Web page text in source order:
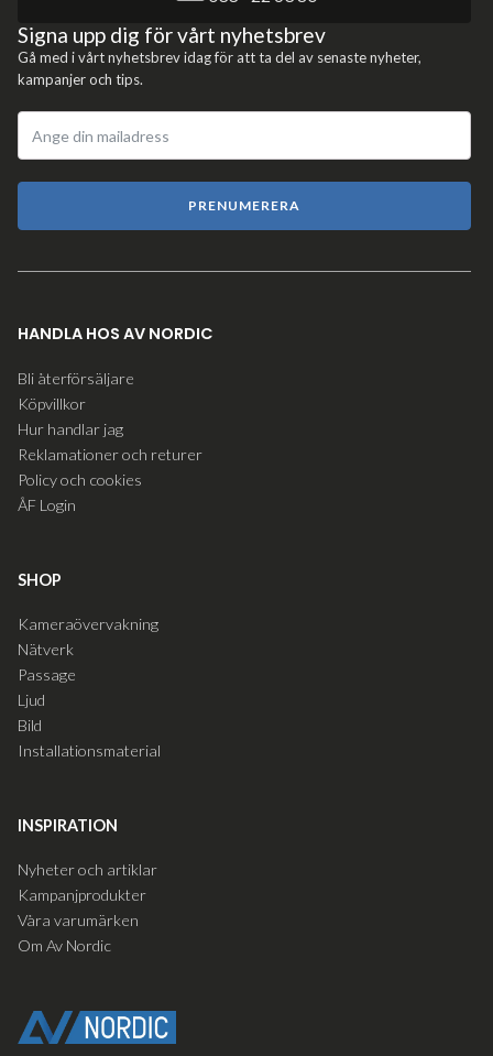
Signa upp dig för vårt nyhetsbrev
Gå med i vårt nyhetsbrev idag för att ta del av senaste nyheter,
kampanjer och tips.
PRENUMERERA
HANDLA HOS AV NORDIC
Bli återförsäljare
Köpvillkor
Hur handlar jag
Reklamationer och returer
Policy och cookies
ÅF Login
SHOP
Kameraövervakning
Nätverk
Passage
Ljud
Bild
Installationsmaterial
INSPIRATION
Nyheter och artiklar
Kampanjprodukter
Våra varumärken
Om Av Nordic